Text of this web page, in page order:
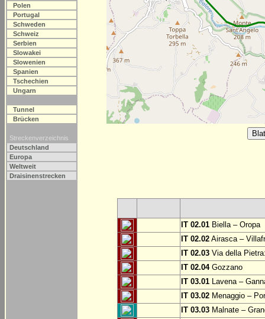
Polen
Portugal
Schweden
Schweiz
Serbien
Slowakei
Slowenien
Spanien
Tschechien
Ungarn
Tunnel
Brücken
Streckenverzeichnis
Deutschland
Europa
Weltweit
Draisinenstrecken
IT 02.01 Biella – Oropa
IT 02.02 Airasca –
IT 02.03 Via della
IT 02.04Gozzano
IT 03.01 Lavena –
IT 03.02 Menaggio –
IT 03.03 Malnate –